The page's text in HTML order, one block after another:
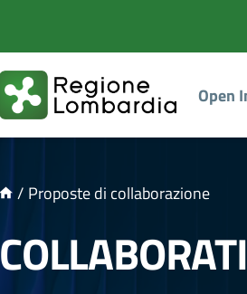
Open
/ Proposte di collaborazione